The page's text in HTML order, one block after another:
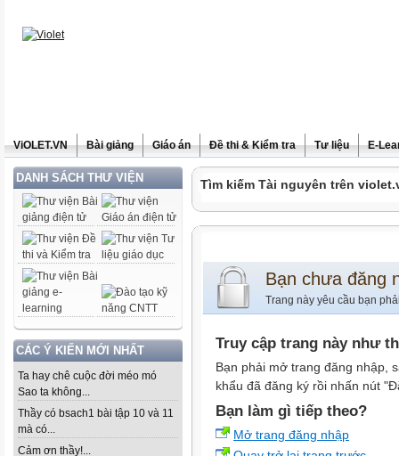
ViOLET.VN Bài giảng Giáo án Đề thi & Kiểm tra Tư liệu E-
DANH SÁCH THƯ VIỆN
CÁC Ý KIẾN MỚI NHẤT
Ta hay chê cuộc đời méo mó
Sao ta không...
Thầy có bsach1 bài tập 10 và 11
mà có...
Cảm ơn thầy!...
Tìm kiếm Tài nguyên trên
Bạn chưa đăng
Trang này yêu cầu bạn
Truy cập trang này như
Bạn phải mở trang đăng nhập,
khẩu đã đăng ký rồi nhấn nút
Bạn làm gì tiếp theo?
Mở trang đăng nhập